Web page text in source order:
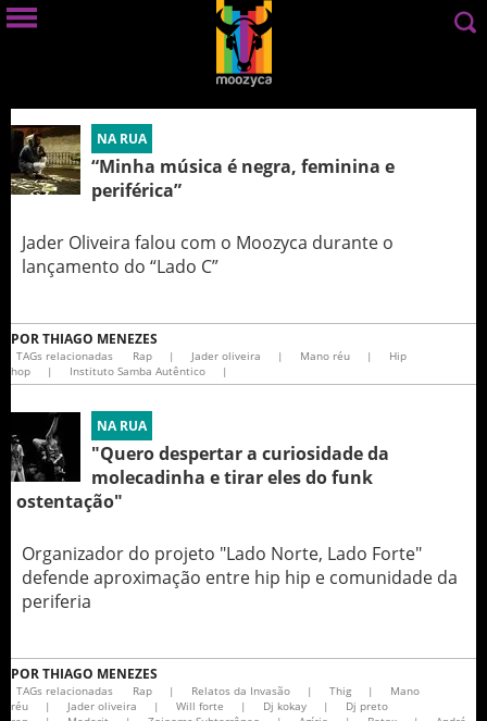
NA RUA
“Minha música é negra, feminina e
periférica”
Jader Oliveira falou com o Moozyca durante o
lançamento do “Lado C”
PORTHIAGO MENEZES
TAGs relacionadas Rap | Jader oliveira | Mano réu |
Hip
hop
| Instituto Samba Autêntico |
NA RUA
"Quero despertar a curiosidade da
molecadinha e tirar eles do funk
ostentação"
Organizador do projeto "Lado Norte, Lado Forte"
defende aproximação entre hip hip e comunidade da
periferia
PORTHIAGO MENEZES
TAGs relacionadas Rap | Relatos da Invasão | Thig |
Mano
réu
| Jader oliveira | Will forte | Dj kokay |
Dj preto